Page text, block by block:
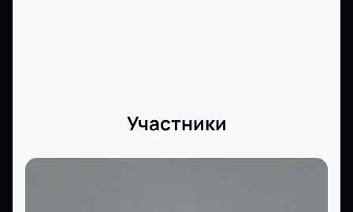
Участники